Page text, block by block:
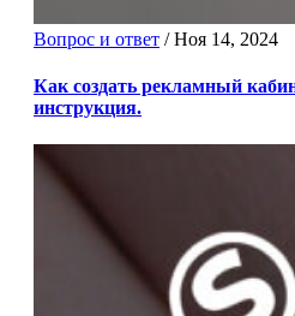
Вопрос и ответ /Ноя 14, 2024
Как создать рекламный
инструкция.